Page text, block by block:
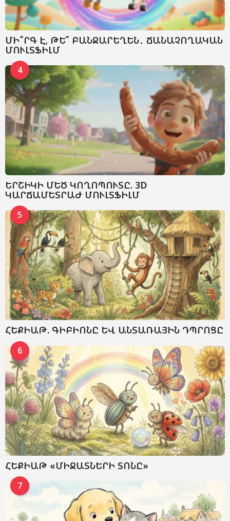
ՄԻ՞ՐԳ Է, ԹԵ՞ ԲԱՆՋԱՐԵՂԵՆ․ ՃԱՆԱՉՈՂԱԿԱՆ
ՄՈՒԼՏՖԻԼՄ
4
ԵՐՇԻԿԻ ՄԵԾ ԿՈՂՈՊՈՒՏԸ. 3D
ԿԱՐՃԱՄԵՏՐԱԺ ՄՈՒԼՏՖԻԼՄ
5
ՀԵՔԻԱԹ. ԳԻԲԻՈՆԸ ԵՎ ԱՆՏԱՌԱՅԻՆ ԴՊՐՈՑԸ
6
ՀԵՔԻԱԹ «ՄԻՋԱՏՆԵՐԻ ՏՈՆԸ»
7